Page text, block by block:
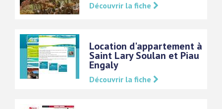
Découvrir la fiche
Location d'appartement à
Saint Lary Soulan et Piau
Engaly
Découvrir la fiche